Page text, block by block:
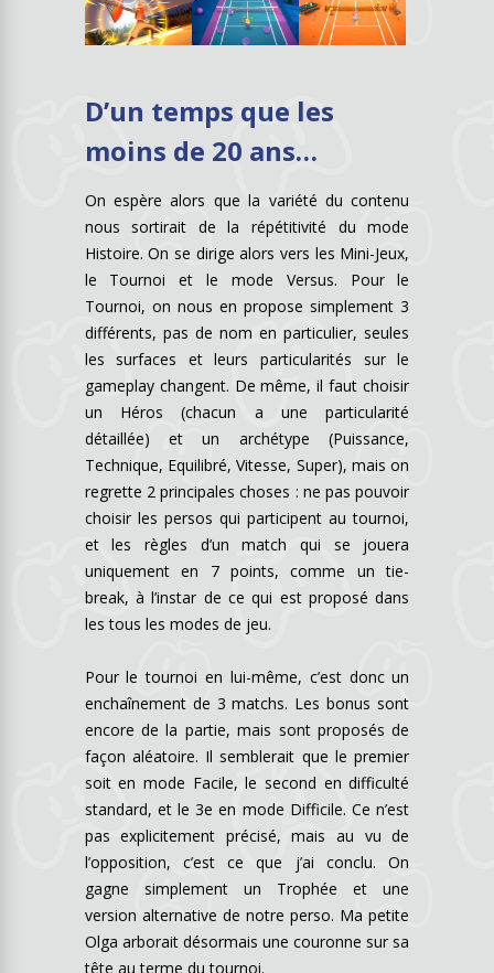
D’un temps que les
moins de 20 ans…
On espère alors que la variété du contenu
nous sortirait de la répétitivité du mode
Histoire. On se dirige alors vers les Mini-Jeux,
le Tournoi et le mode Versus. Pour le
Tournoi, on nous en propose simplement 3
différents, pas de nom en particulier, seules
les surfaces et leurs particularités sur le
gameplay changent. De même, il faut choisir
un Héros (chacun a une particularité
détaillée) et un archétype (Puissance,
Technique, Equilibré, Vitesse, Super), mais on
regrette 2 principales choses : ne pas pouvoir
choisir les persos qui participent au tournoi,
et les règles d’un match qui se jouera
uniquement en 7 points, comme un tie-
break, à l’instar de ce qui est proposé dans
les tous les modes de jeu.
Pour le tournoi en lui-même, c’est donc un
enchaînement de 3 matchs. Les bonus sont
encore de la partie, mais sont proposés de
façon aléatoire. Il semblerait que le premier
soit en mode Facile, le second en difficulté
standard, et le 3e en mode Difficile. Ce n’est
pas explicitement précisé, mais au vu de
l’opposition, c’est ce que j’ai conclu. On
gagne simplement un Trophée et une
version alternative de notre perso. Ma petite
Olga arborait désormais une couronne sur sa
tête au terme du tournoi.